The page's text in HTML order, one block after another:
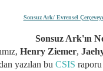
Sonsuz Ark/ Evrensel
Sonsuz Ark'ın
Henry Ziemer,
yazılan bu CSIS raporu